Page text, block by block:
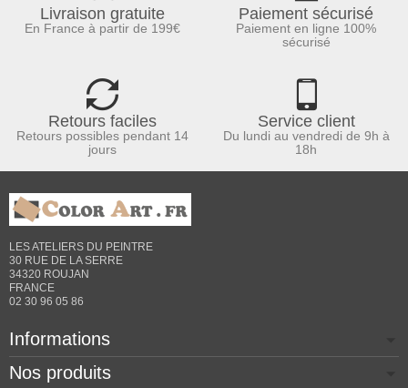
Livraison gratuite
En France à partir de 199€
Paiement sécurisé
Paiement en ligne 100%
sécurisé
Retours faciles
Retours possibles pendant 14
jours
Service client
Du lundi au vendredi de 9h à
18h
LES ATELIERS DU PEINTRE
30 RUE DE LA SERRE
34320 ROUJAN
FRANCE
02 30 96 05 86
Informations
Nos produits